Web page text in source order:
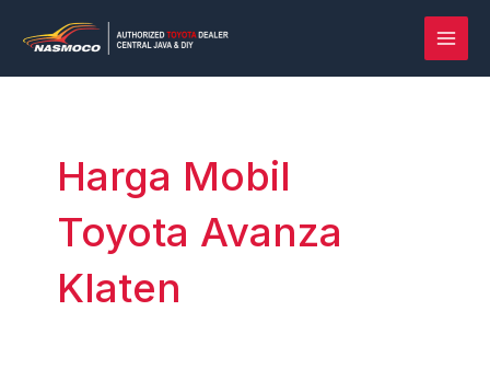
konten
Harga Mobil
Toyota Avanza
Klaten
pagination